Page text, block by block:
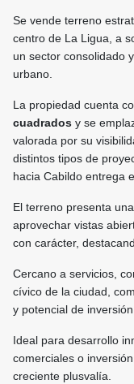
Se vende terreno
centro de La Ligua, a
un sector consolidado
urbano.
La propiedad cuenta
cuadrados y se
valorada por su
distintos tipos de
hacia Cabildo entrega
El terreno presenta
aprovechar vistas
con carácter,
Cercano a servicios,
cívico de la ciudad,
y potencial de inversión.
Ideal para desarrollo
comerciales o
creciente plusvalía.